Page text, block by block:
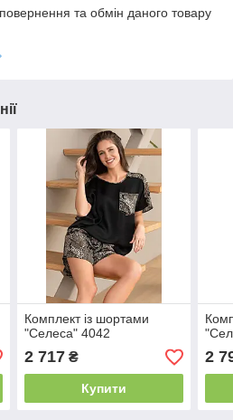
та обмін даного товару
Комплект із шортами
"Селеса" 4042
2 717₴
Купити
2